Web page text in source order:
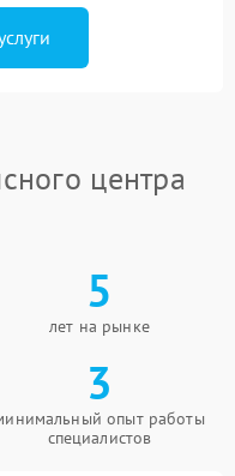
центра
5
лет на рынке
3
опыт работы
специалистов